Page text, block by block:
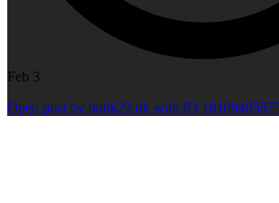
Feb 3
Open post by butik22.dk with ID